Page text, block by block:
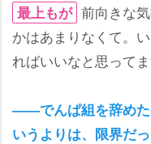
最上もが 前向きな
かはあまりなくて。
ればいいなと思ってま
――でんぱ組を辞めた
いうよりは、限界だ